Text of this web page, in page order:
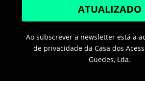
ATUALIZADO
Ao subscrever a newsletter está a
de privacidade da Casa dos
Guedes, Lda.